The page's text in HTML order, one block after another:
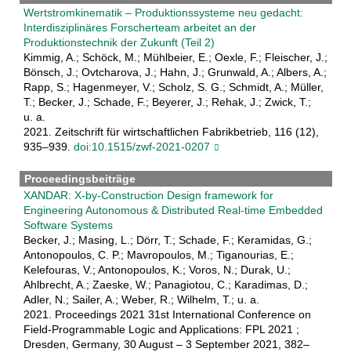
Wertstromkinematik – Produktionssysteme neu gedacht:
Interdisziplinäres Forscherteam arbeitet an der
Produktionstechnik der Zukunft (Teil 2)
Kimmig, A.; Schöck, M.; Mühlbeier, E.; Oexle, F.; Fleischer, J.;
Bönsch, J.; Ovtcharova, J.; Hahn, J.; Grunwald, A.; Albers, A.;
Rapp, S.; Hagenmeyer, V.; Scholz, S. G.; Schmidt, A.; Müller,
T.; Becker, J.; Schade, F.; Beyerer, J.; Rehak, J.; Zwick, T.;
u. a.
2021. Zeitschrift für wirtschaftlichen Fabrikbetrieb, 116 (12),
935–939. doi:10.1515/zwf-2021-0207
Proceedingsbeiträge
XANDAR: X-by-Construction Design framework for
Engineering Autonomous & Distributed Real-time Embedded
Software Systems
Becker, J.; Masing, L.; Dörr, T.; Schade, F.; Keramidas, G.;
Antonopoulos, C. P.; Mavropoulos, M.; Tiganourias, E.;
Kelefouras, V.; Antonopoulos, K.; Voros, N.; Durak, U.;
Ahlbrecht, A.; Zaeske, W.; Panagiotou, C.; Karadimas, D.;
Adler, N.; Sailer, A.; Weber, R.; Wilhelm, T.; u. a.
2021. Proceedings 2021 31st International Conference on
Field-Programmable Logic and Applications: FPL 2021 ;
Dresden, Germany, 30 August – 3 September 2021, 382–